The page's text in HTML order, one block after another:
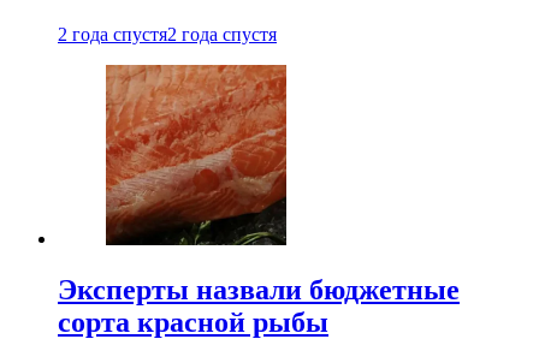
2 года спустя2 года спустя
Эксперты назвали бюджетные
сорта красной рыбы